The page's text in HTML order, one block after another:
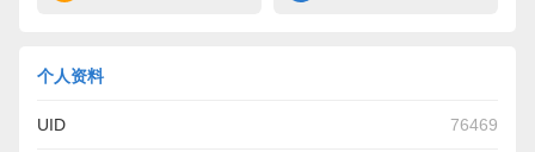
个人资料
UID 76469